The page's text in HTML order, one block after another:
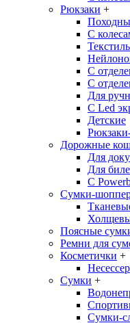
Рюкзаки +
С
С
С
Для
С Led
Детские
Дорожные
Для
Для
С
Сумки-
Поясные
Ремни для
Косметички +
Сумки +
Сумки-